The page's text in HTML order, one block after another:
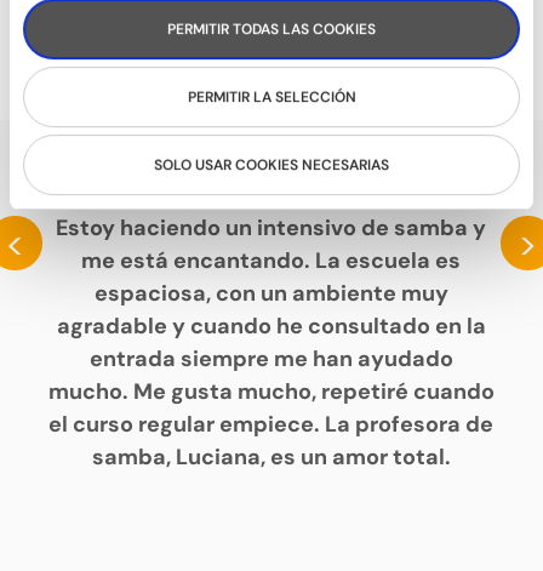
PERMITIR TODAS LAS COOKIES
PERMITIR LA SELECCIÓN
SOLO USAR COOKIES NECESARIAS
HABLAN DE NOSOTROS
<
Estoy haciendo un intensivo de samba y
me está encantando. La escuela es
espaciosa, con un ambiente muy
agradable y cuando he consultado en la
entrada siempre me han ayudado
mucho. Me gusta mucho, repetiré cuando
el curso regular empiece. La profesora de
samba, Luciana, es un amor total.
>